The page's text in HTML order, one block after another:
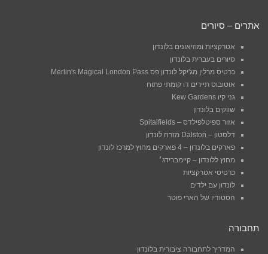
אתרים – סיורים
אטרקציות ומוזיאונים בלונדון
סיורים בעברית בלונדון
כרטיס מרלין מג'יקל לונדון פס Merlin's Magical London Pass
אוטובוס תיירים דו קומתי פתוח
גני קיו Kew Gardens
שווקים בלונדון
אזור ספיטלפילדס – Spitalfields
דלסטון – Dalston מזרח לונדון
פארקים בלונדון – 4 פארקים מחוץ למרכז לונדון
מחוץ ללונדון – קיימברידג׳
כרטיסי אטרקציות
לונדון עם ילדים
הסטודיו של הארי פוטר
תחבורה
המדריך לתחבורה ציבורית בלונדון